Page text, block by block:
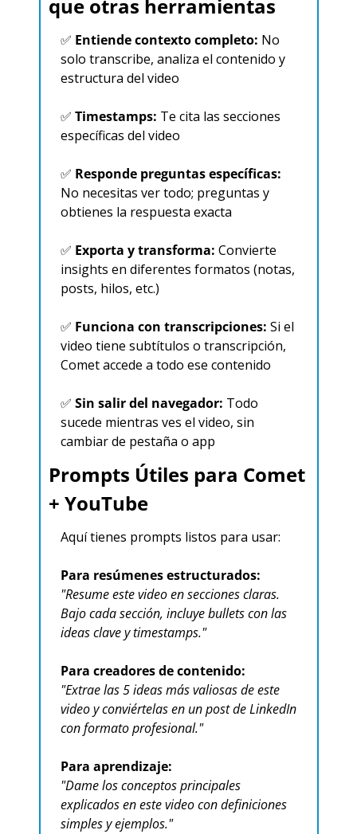
que otras herramientas
✅ Entiende contexto completo: No
solo transcribe, analiza el contenido y
estructura del video​
✅ Timestamps: Te cita las secciones
específicas del video
✅ Responde preguntas específicas:
No necesitas ver todo; preguntas y
obtienes la respuesta exacta​
✅ Exporta y transforma: Convierte
insights en diferentes formatos (notas,
posts, hilos, etc.)
✅ Funciona con transcripciones: Si el
video tiene subtítulos o transcripción,
Comet accede a todo ese contenido​
✅ Sin salir del navegador: Todo
sucede mientras ves el video, sin
cambiar de pestaña o app​
Prompts Útiles para Comet
+ YouTube
Aquí tienes prompts listos para usar:
Para resúmenes estructurados:
"Resume este video en secciones claras.
Bajo cada sección, incluye bullets con las
ideas clave y timestamps."
Para creadores de contenido:
"Extrae las 5 ideas más valiosas de este
video y conviértelas en un post de LinkedIn
con formato profesional."
Para aprendizaje:
"Dame los conceptos principales
explicados en este video con definiciones
simples y ejemplos."